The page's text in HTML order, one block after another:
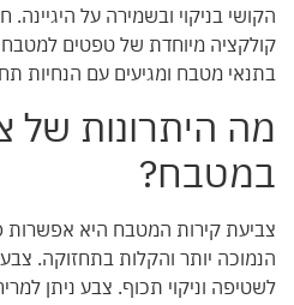
הקושי בניקוי ובשמירה על היגיינה.
קולקציה מיוחדת של טפטים
בתנאי מטבח ומגיעים עם הנחיות
מה היתרונות של
במטבח?
צביעת קירות המטבח היא אפשרות
לשטיפה וניקוי תכוף. צבע ניתן